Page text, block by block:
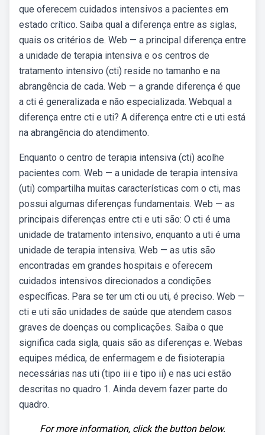
que oferecem cuidados intensivos a pacientes em
estado crítico. Saiba qual a diferença entre as siglas,
quais os critérios de. Web — a principal diferença entre
a unidade de terapia intensiva e os centros de
tratamento intensivo (cti) reside no tamanho e na
abrangência de cada. Web — a grande diferença é que
a cti é generalizada e não especializada. Webqual a
diferença entre cti e uti? A diferença entre cti e uti está
na abrangência do atendimento.
Enquanto o centro de terapia intensiva (cti) acolhe
pacientes com. Web — a unidade de terapia intensiva
(uti) compartilha muitas características com o cti, mas
possui algumas diferenças fundamentais. Web — as
principais diferenças entre cti e uti são: O cti é uma
unidade de tratamento intensivo, enquanto a uti é uma
unidade de terapia intensiva. Web — as utis são
encontradas em grandes hospitais e oferecem
cuidados intensivos direcionados a condições
específicas. Para se ter um cti ou uti, é preciso. Web —
cti e uti são unidades de saúde que atendem casos
graves de doenças ou complicações. Saiba o que
significa cada sigla, quais são as diferenças e. Webas
equipes médica, de enfermagem e de fisioterapia
necessárias nas uti (tipo iii e tipo ii) e nas uci estão
descritas no quadro 1. Ainda devem fazer parte do
quadro.
For more information, click the button below.